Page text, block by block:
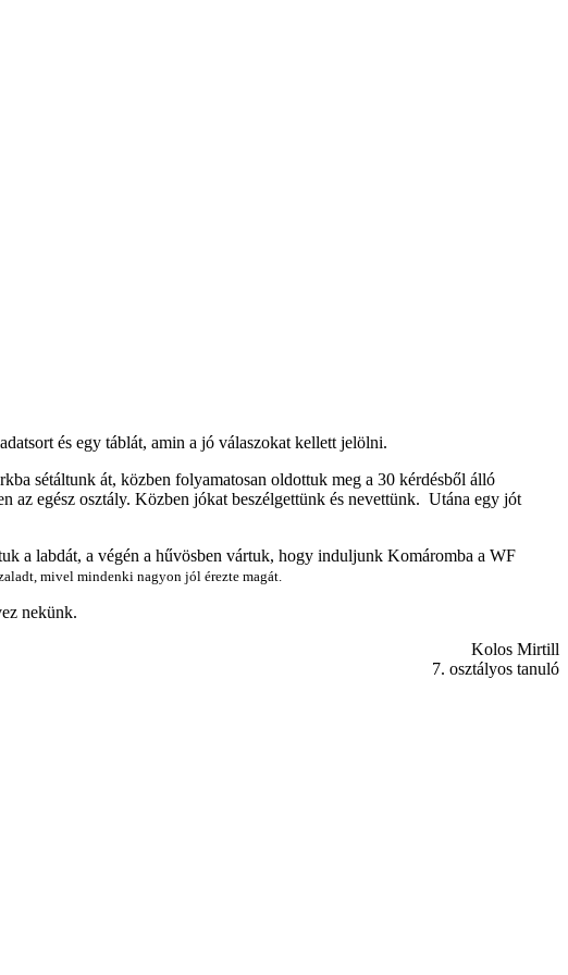
és egy táblát, amin a jó válaszokat kellett jelölni.
sétáltunk át, közben folyamatosan oldottuk meg a 30 kérdésből álló
az egész osztály. Közben jókat beszélgettünk és nevettünk. Utána egy jót
a labdát, a végén a hűvösben vártuk, hogy induljunk Komáromba a WF
mivel mindenki nagyon jól érezte magát.
nekünk.
Kolos Mirtill
7. osztályos tanuló